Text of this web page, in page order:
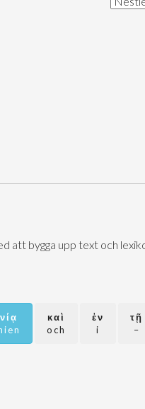
att bygga upp text och
καὶ
och
ἐν
i
τῇ
–